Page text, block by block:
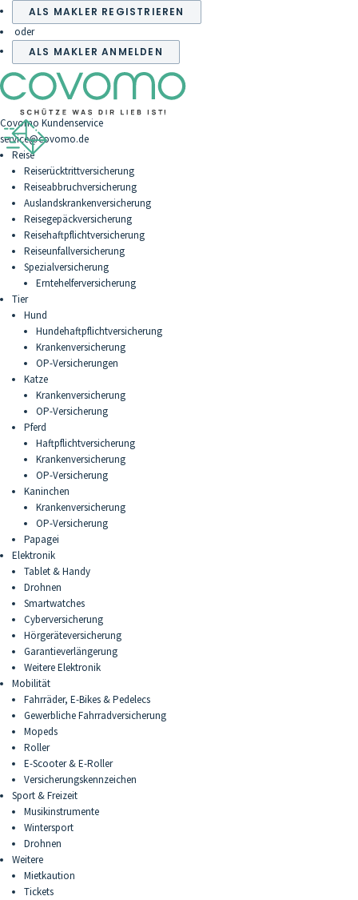
ALS MAKLER REGISTRIEREN
oder
ALS MAKLER ANMELDEN
Covomo Kundenservice
service@covomo.de
Reise
Reiserücktrittversicherung
Reiseabbruchversicherung
Auslandskrankenversicherung
Reisegepäckversicherung
Reisehaftpflichtversicherung
Reiseunfallversicherung
Spezialversicherung
Erntehelferversicherung
Tier
Hund
Hundehaftpflichtversicherung
Krankenversicherung
OP-Versicherungen
Katze
Krankenversicherung
OP-Versicherung
Pferd
Haftpflichtversicherung
Krankenversicherung
OP-Versicherung
Kaninchen
Krankenversicherung
OP-Versicherung
Papagei
Elektronik
Tablet & Handy
Drohnen
Smartwatches
Cyberversicherung
Hörgeräteversicherung
Garantieverlängerung
Weitere Elektronik
Mobilität
Fahrräder, E-Bikes & Pedelecs
Gewerbliche Fahrradversicherung
Mopeds
Roller
E-Scooter & E-Roller
Versicherungskennzeichen
Sport & Freizeit
Musikinstrumente
Wintersport
Drohnen
Weitere
Mietkaution
Tickets